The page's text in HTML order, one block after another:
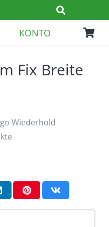
KONTO
Fix Breite
Wiederhold